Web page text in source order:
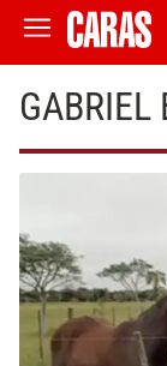
GABRIEL